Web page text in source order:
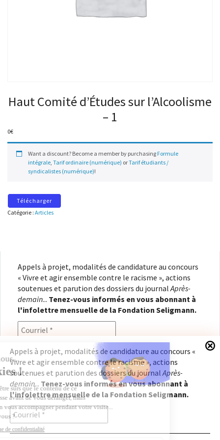
Haut Comité d’Études sur l’Alcoolisme
– 1
0€
Want a discount? Become a member by purchasing Formule
intégrale, Tarif ordinaire (numérique) orTarif étudiants /
syndicalistes (numérique)!
Télécharger
Catégorie : Articles
Appels à projet, modalités de candidature au concours
« Vivre et agir ensemble contre le racisme », actions
soutenues et parution des dossiers du journal Après-
demain... Tenez-vous informés en vous abonnant à
l'infolettre mensuelle de la Fondation Seligmann.
En renseignant votre adresse électronique, vous
consentez à recevoir l'infolettre de la Fondation
Seligmann, conformément à notrepolitique de
confidentialité. Il vous sera possible de vous
désabonner à tout moment.
Appels à projet, modalités de candidature au concours «
Vivre et agir ensemble contre le racisme », actions
soutenues et parution des dossiers du journalAprès-
demain... Tenez-vous informés en vous abonnant à
l'infolettre mensuelle de la Fondation Seligmann.